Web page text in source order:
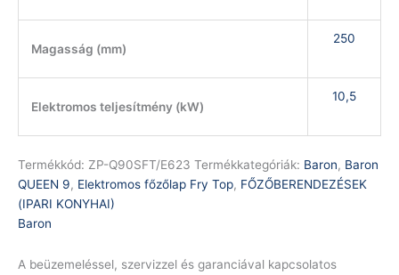
Magasság (mm)
250
Elektromos teljesítmény (kW)
10,5
Termékkód: ZP-Q90SFT/E623 Termékkategóriák: Baron, Baron
QUEEN 9, Elektromos főzőlap Fry Top, FŐZŐBERENDEZÉSEK
(IPARI KONYHAI)
Baron
A beüzemeléssel, szervizzel és garanciával kapcsolatos